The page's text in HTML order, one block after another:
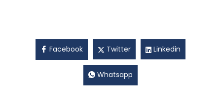
Facebook Twitter Linkedin
Whatsapp